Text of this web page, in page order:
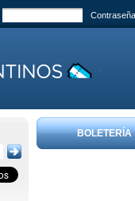
Contraseña
BOLETERÍA